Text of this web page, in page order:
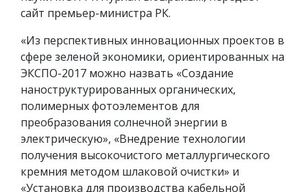
сайт премьер-министра РК.
«Из перспективных инновационных проектов в
сфере зеленой экономики, ориентированных на
ЭКСПО-2017 можно назвать «Создание
наноструктурированных органических,
полимерных фотоэлементов для
преобразования солнечной энергии в
электрическую», «Внедрение технологии
получения высокочистого металлургического
кремния методом шлаковой очистки» и
«Установка для производства кабельной